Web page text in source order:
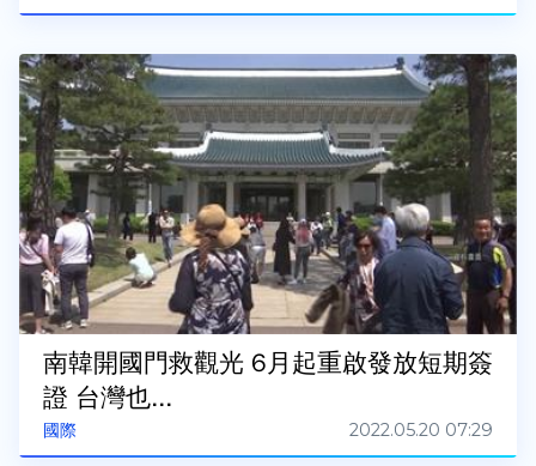
國際
南韓開國門救觀光 6月起重啟發放短期簽
證 台灣也...
2022.05.20 07:29